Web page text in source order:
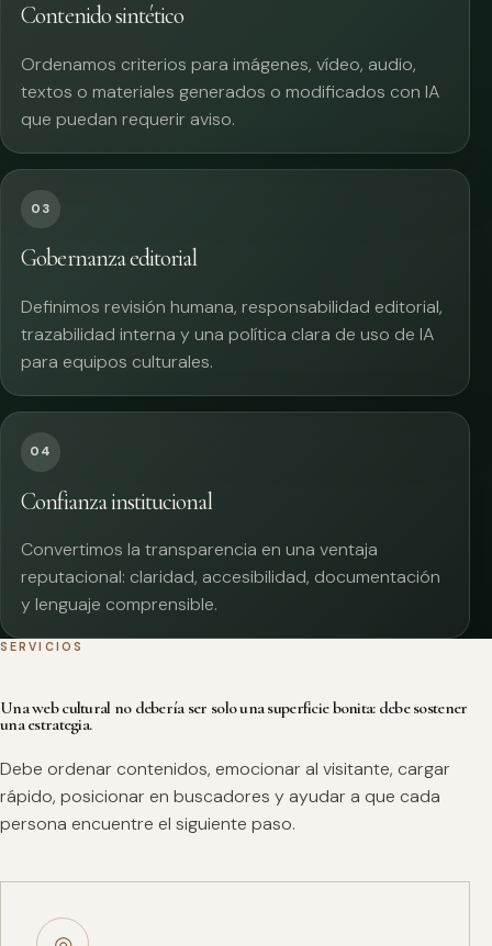
Contenido sintético
Ordenamos criterios para imágenes, vídeo, audio,
textos o materiales generados o modificados con IA
que puedan requerir aviso.
03
Gobernanza editorial
Definimos revisión humana, responsabilidad editorial,
trazabilidad interna y una política clara de uso de IA
para equipos culturales.
04
Confianza institucional
Convertimos la transparencia en una ventaja
reputacional: claridad, accesibilidad, documentación
y lenguaje comprensible.
SERVICIOS
Una web cultural no debería ser solo una superficie bonita: debe sostener
una estrategia.
Debe ordenar contenidos, emocionar al visitante, cargar
rápido, posicionar en buscadores y ayudar a que cada
persona encuentre el siguiente paso.